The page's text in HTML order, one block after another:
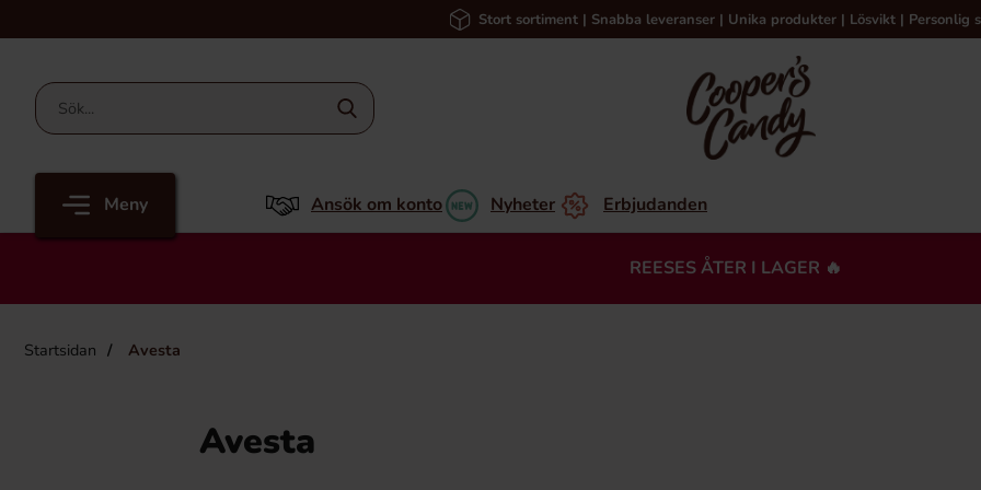
Stort sortiment | Snabba leveranser | Unika produkter | Lösvikt | Personlig
Meny Ansök om konto Nyheter Erbjudanden
REESES ÅTER I LAGER 🔥
Startsidan Avesta
Avesta